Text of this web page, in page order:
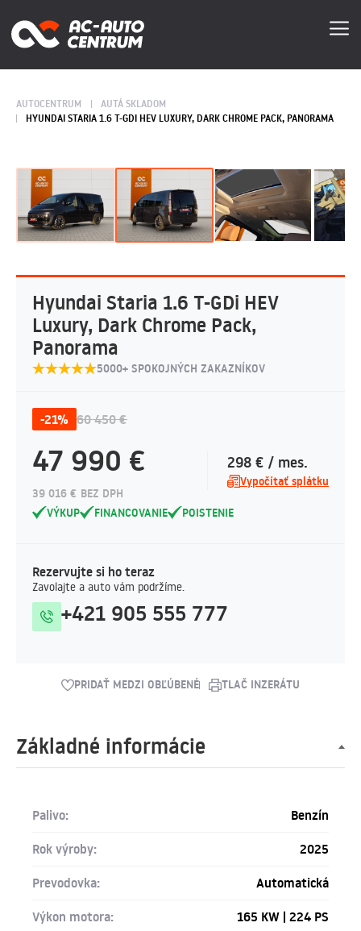
AUTOCENTRUM
AUTÁ SKLADOM
HYUNDAI STARIA 1.6 T-GDI HEV LUXURY, DARK CHROME PACK, PANORAMA
Základné informácie
Palivo:
Benzín
Rok výroby:
2025
Prevodovka:
Automatická
Výkon motora:
165 KW | 224 PS
Hyundai Staria 1.6 T-GDi HEV
Luxury, Dark Chrome Pack,
Panorama
5000+ SPOKOJNÝCH ZAKAZNÍKOV
-21% 60 450 €
47 990 €
39 016 € BEZ DPH
298 € / mes.
Vypočítať splátku
VÝKUP
FINANCOVANIE POISTENIE
Rezervujte si ho teraz
Zavolajte a auto vám podržíme.
+421 905 555 777
PRIDAŤ MEDZI OBĽÚBENÉ TLAČ INZERÁTU